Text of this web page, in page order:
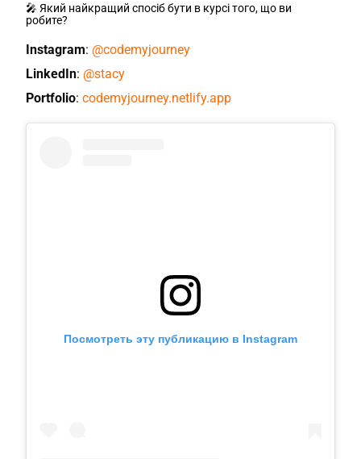
🎤 Який найкращий спосіб бути в курсі того, що ви
робите?
Instagram: @codemyjourney
LinkedIn: @stacy
Portfolio:codemyjourney.netlify.app
Посмотреть эту публикацию в Instagram